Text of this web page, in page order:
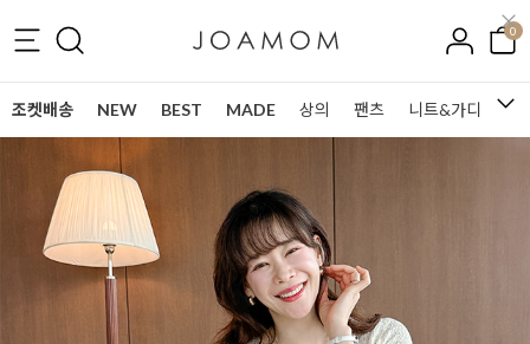
0
조켓배송 NEW BEST MADE 상의 팬츠 니트&가디건